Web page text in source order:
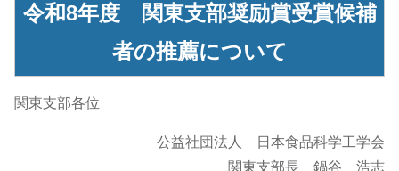
令和8年度 関東支部奨励賞受賞候補
者の推薦について
関東支部各位
公益社団法人 日本食品科学工学会
関東支部長 鍋谷 浩志